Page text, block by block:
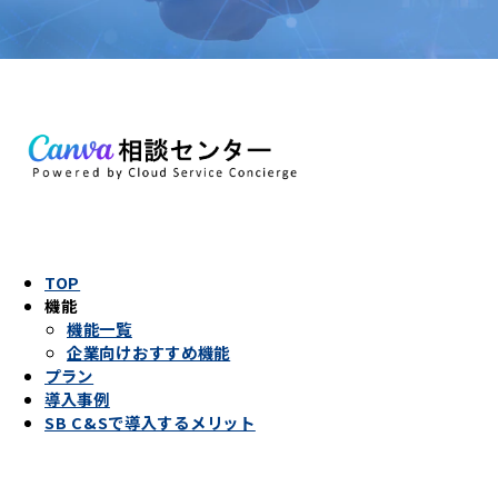
TOP
機能
機能一覧
企業向けおすすめ機能
プラン
導入事例
SB C&Sで導入するメリット